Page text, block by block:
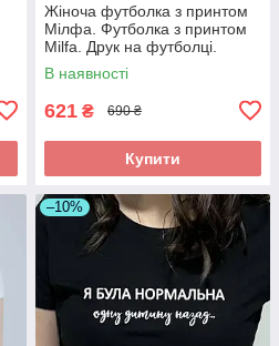
Жіноча футболка з принтом
Мілфа. Футболка з принтом
Milfa. Друк на футболці.
В наявності
621 ₴ 690 ₴
Купити
–10%